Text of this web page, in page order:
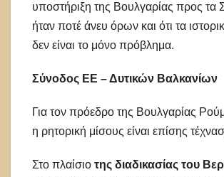
υποστήριξη της Βουλγαρίας προς τα
ήταν ποτέ άνευ όρων και ότι τα
δεν είναι το μόνο πρόβλημα.
Σύνοδος ΕΕ – Δυτικών Βαλκανίων
Για τον πρόεδρο της Βουλγαρίας
η ρητορική μίσους είναι επίσης
Στο πλαίσιο της διαδικασίας του